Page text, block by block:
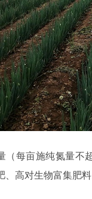
（每亩施纯氮量
、高对生物富集